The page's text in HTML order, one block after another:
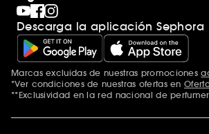
Descarga la aplicación Sephora
Marcas excluidas de nuestras promociones
*Ver condiciones de nuestras ofertas en
**Exclusividad en la red nacional de